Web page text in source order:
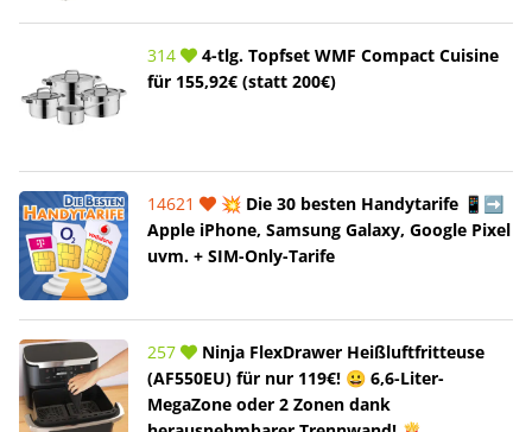
314
4-tlg. Topfset WMF Compact Cuisine
für 155,92€ (statt 200€)
14621
💥 Die 30 besten Handytarife 📱➡️
Apple iPhone, Samsung Galaxy, Google Pixel
uvm. + SIM-Only-Tarife
257
Ninja FlexDrawer Heißluftfritteuse
(AF550EU) für nur 119€! 😀 6,6-Liter-
MegaZone oder 2 Zonen dank